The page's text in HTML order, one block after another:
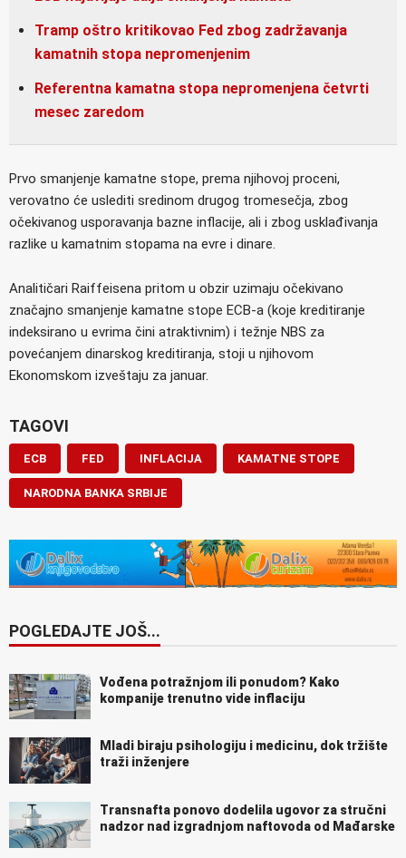
Tramp oštro kritikovao Fed zbog zadržavanja
kamatnih stopa nepromenjenim
Referentna kamatna stopa nepromenjena četvrti
mesec zaredom
Prvo smanjenje kamatne stope, prema njihovoj proceni,
verovatno će uslediti sredinom drugog tromesečja, zbog
očekivanog usporavanja bazne inflacije, ali i zbog usklađivanja
razlike u kamatnim stopama na evre i dinare.
Analitičari Raiffeisena pritom u obzir uzimaju očekivano
značajno smanjenje kamatne stope ECB-a (koje kreditiranje
indeksirano u evrima čini atraktivnim) i težnje NBS za
povećanjem dinarskog kreditiranja, stoji u njihovom
Ekonomskom izveštaju za januar.
TAGOVI
ECB FED INFLACIJA KAMATNE STOPE
NARODNA BANKA SRBIJE
POGLEDAJTE JOŠ...
Vođena potražnjom ili ponudom? Kako
kompanije trenutno vide inflaciju
Mladi biraju psihologiju i medicinu, dok tržište
traži inženjere
Transnafta ponovo dodelila ugovor za stručni
nadzor nad izgradnjom naftovoda od Mađarske